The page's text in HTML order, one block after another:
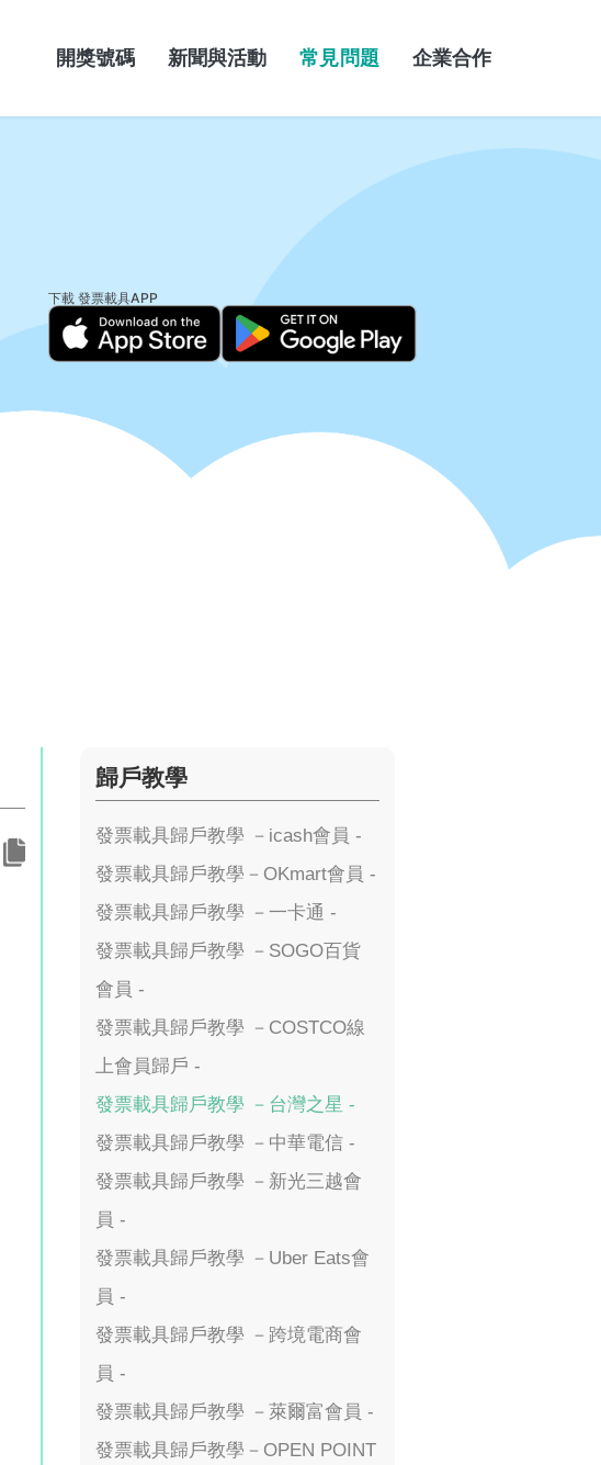
開獎號碼 新聞與活動 常見問題 企業合作
下載 發票載具APP
歸戶教學
發票載具歸戶教學 －icash會員 -
發票載具歸戶教學－OKmart會員 -
發票載具歸戶教學 －一卡通 -
發票載具歸戶教學 －SOGO百貨
會員 -
發票載具歸戶教學 －COSTCO線
上會員歸戶 -
發票載具歸戶教學 －台灣之星 -
發票載具歸戶教學 －中華電信 -
發票載具歸戶教學 －新光三越會
員 -
發票載具歸戶教學 －Uber Eats會
員 -
發票載具歸戶教學 －跨境電商會
員 -
發票載具歸戶教學 －萊爾富會員 -
發票載具歸戶教學－OPEN POINT